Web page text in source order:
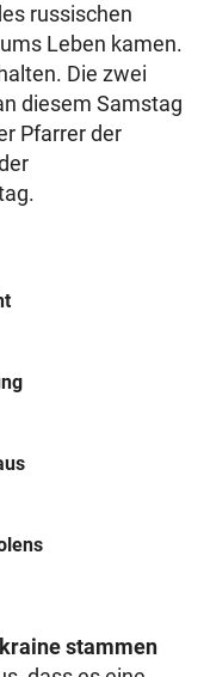
russischen
Leben kamen.
Die zwei
diesem Samstag
Pfarrer der
stammen